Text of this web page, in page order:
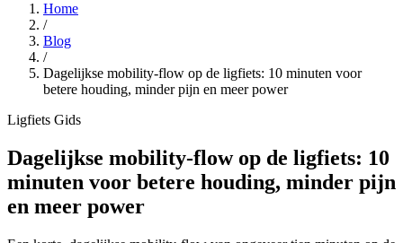
Home
/
Blog
/
Dagelijkse mobility-flow op de ligfiets: 10 minuten voor
betere houding, minder pijn en meer power
Ligfiets Gids
Dagelijkse mobility-flow op de ligfiets: 10
minuten voor betere houding, minder pijn
en meer power